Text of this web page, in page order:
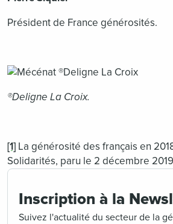
Président de France générosités.
®Deligne La Croix.
[1] La générosité des français en
Solidarités, paru le 2 décembre 2019
Inscription à la
Suivez l'actualité du secteur de la